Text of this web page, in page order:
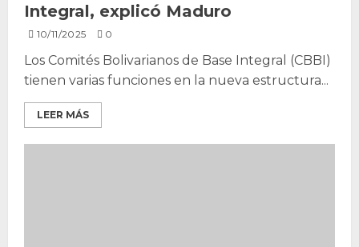
Integral, explicó Maduro
10/11/2025 0
Los Comités Bolivarianos de Base Integral (CBBI)
tienen varias funciones en la nueva estructura...
LEER MÁS